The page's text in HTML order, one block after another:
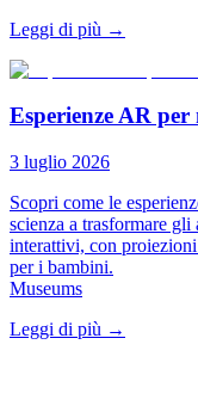
Leggi di più →
Esperienze AR per
3 luglio 2026
Scopri come le
scienza a trasformare
interattivi, con proiezioni
per i bambini.
Museums
Leggi di più →